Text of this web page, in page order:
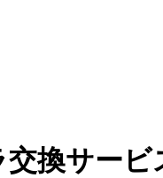
換サー